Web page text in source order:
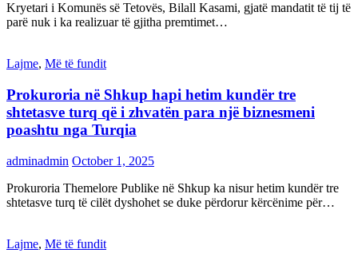
Kryetari i Komunës së Tetovës, Bilall Kasami, gjatë mandatit të tij të
parë nuk i ka realizuar të gjitha premtimet…
Lajme, Më të fundit
Prokuroria në Shkup hapi hetim kundër tre
shtetasve turq që i zhvatën para një biznesmeni
poashtu nga Turqia
adminadmin October 1, 2025
Prokuroria Themelore Publike në Shkup ka nisur hetim kundër tre
shtetasve turq të cilët dyshohet se duke përdorur kërcënime për…
Lajme, Më të fundit